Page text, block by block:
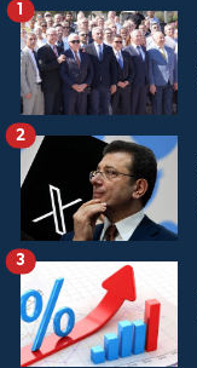
1
2
3